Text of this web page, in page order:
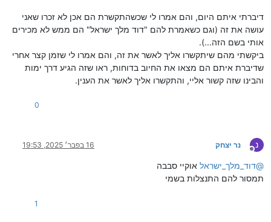
דיברתי איתם היום, והם אמרו לי שכשהתקשרת הם אכן לא זכרו שאני
עושה את זה (וגם כשאמרת להם "דוד מלך ישראל" הם ממש לא מכירים
אותי בשם הזה...).
ביקשתי מהם שיתקשרו אליך לאשר את זה, והם אמרו לי שזמן קצר אחרי
שדיברת איתם הם מצאו את החיוב בדוחות, ראו שזה הגיע דרך ימות
והבינו שזה קשור אליי, והתקשרו אליך לאשר את הענין.
0
נ
מנותק
נר יצחק 16 בפבר׳ 2025, 19:53
@דוד_מלך_ישראל אוקיי סבבה
תמסור להם התנצלות בשמי
1